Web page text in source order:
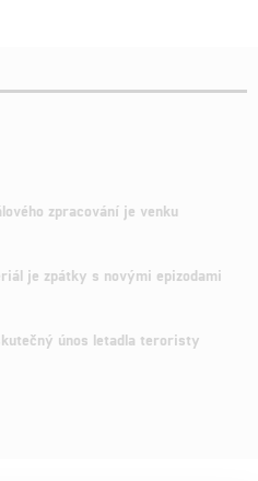
zpracování je venku
je zpátky s novými epizodami
únos letadla teroristy